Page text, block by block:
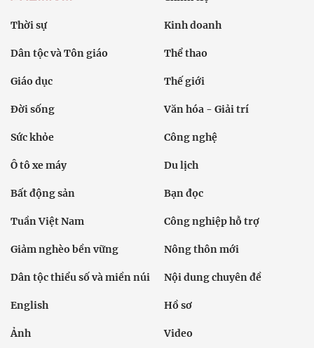
Thời sự Kinh doanh
Dân tộc và Tôn giáo Thể thao
Giáo dục Thế giới
Đời sống Văn hóa - Giải trí
Sức khỏe Công nghệ
Ô tô xe máy Du lịch
Bất động sản Bạn đọc
Tuần Việt Nam Công nghiệp hỗ trợ
Giảm nghèo bền vững Nông thôn mới
Dân tộc thiểu số và miền núi Nội dung chuyên đề
English Hồ sơ
Ảnh Video